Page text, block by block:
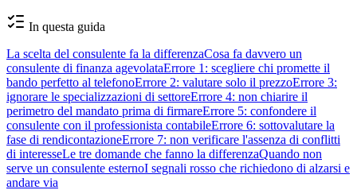
In questa guida
La scelta del consulente fa la differenzaCosa fa davvero un
consulente di finanza agevolataErrore 1: scegliere chi promette il
bando perfetto al telefonoErrore 2: valutare solo il prezzoErrore 3:
ignorare le specializzazioni di settoreErrore 4: non chiarire il
perimetro del mandato prima di firmareErrore 5: confondere il
consulente con il professionista contabileErrore 6: sottovalutare la
fase di rendicontazioneErrore 7: non verificare l'assenza di conflitti
di interesseLe tre domande che fanno la differenzaQuando non
serve un consulente esternoI segnali rosso che richiedono di alzarsi e
andare via